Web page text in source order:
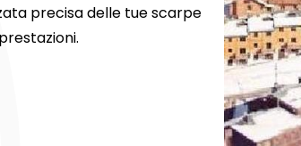
precisa delle tue scarpe